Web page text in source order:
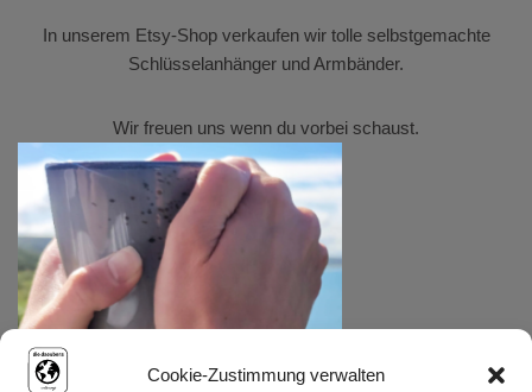
Cookie-Zustimmung verwalten
In unserem Etsy-Shopverkaufen wir tolle selbstgemachte
Schlüsselanhänger und Armbänder.
Wir freuen uns wenn du vorbei schaust.